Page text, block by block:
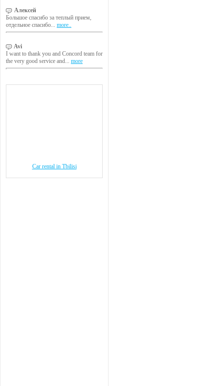
Алексей
Большое спасибо за теплый прием,
отдельное спасибо... more..
Avi
I want to thank you and Concord team for
the very good service and... more
Car rental in Tbilisi